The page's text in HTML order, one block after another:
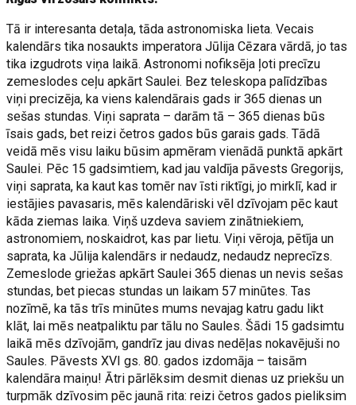
Tā ir interesanta detaļa, tāda astronomiska lieta. Vecais
kalendārs tika nosaukts imperatora Jūlija Cēzara vārdā, jo tas
tika izgudrots viņa laikā. Astronomi nofiksēja ļoti precīzu
zemeslodes ceļu apkārt Saulei. Bez teleskopa palīdzības
viņi precizēja, ka viens kalendārais gads ir 365 dienas un
sešas stundas. Viņi saprata – darām tā – 365 dienas būs
īsais gads, bet reizi četros gados būs garais gads. Tādā
veidā mēs visu laiku būsim apmēram vienādā punktā apkārt
Saulei. Pēc 15 gadsimtiem, kad jau valdīja pāvests Gregorijs,
viņi saprata, ka kaut kas tomēr nav īsti riktīgi, jo mirklī, kad ir
iestājies pavasaris, mēs kalendāriski vēl dzīvojam pēc kaut
kāda ziemas laika. Viņš uzdeva saviem zinātniekiem,
astronomiem, noskaidrot, kas par lietu. Viņi vēroja, pētīja un
saprata, ka Jūlija kalendārs ir nedaudz, nedaudz neprecīzs.
Zemeslode griežas apkārt Saulei 365 dienas un nevis sešas
stundas, bet piecas stundas un laikam 57 minūtes. Tas
nozīmē, ka tās trīs minūtes mums nevajag katru gadu likt
klāt, lai mēs neatpaliktu par tālu no Saules. Šādi 15 gadsimtu
laikā mēs dzīvojām, gandrīz jau divas nedēļas nokavējuši no
Saules. Pāvests XVI gs. 80. gados izdomāja – taisām
kalendāra maiņu! Ātri pārlēksim desmit dienas uz priekšu un
turpmāk dzīvosim pēc jaunā rita: reizi četros gados pieliksim